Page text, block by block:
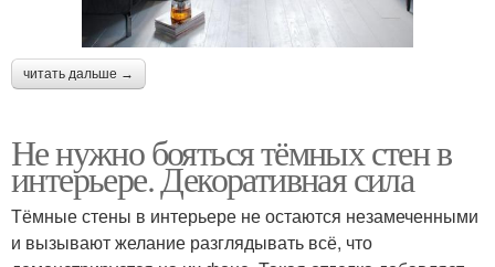
читать дальше →
Не нужно бояться тёмных стен в
интерьере. Декоративная сила
Тёмные стены в интерьере не остаются незамеченными
и вызывают желание разглядывать всё, что